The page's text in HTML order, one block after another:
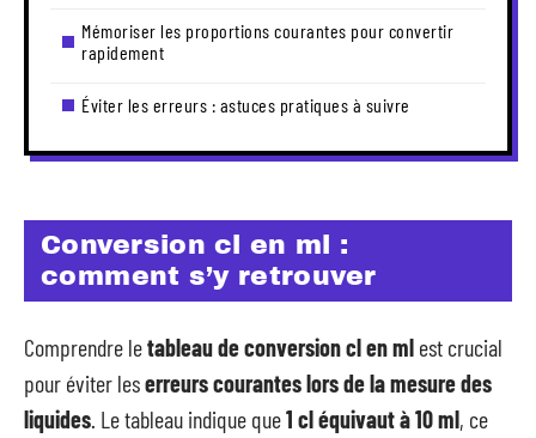
Mémoriser les proportions courantes pour convertir
rapidement
Éviter les erreurs : astuces pratiques à suivre
Conversion cl en ml :
comment s’y retrouver
Comprendre letableau de conversion cl en ml est crucial
pour éviter leserreurs courantes lors de la mesure des
liquides . Le tableau indique que1 cl équivaut à 10 ml, ce